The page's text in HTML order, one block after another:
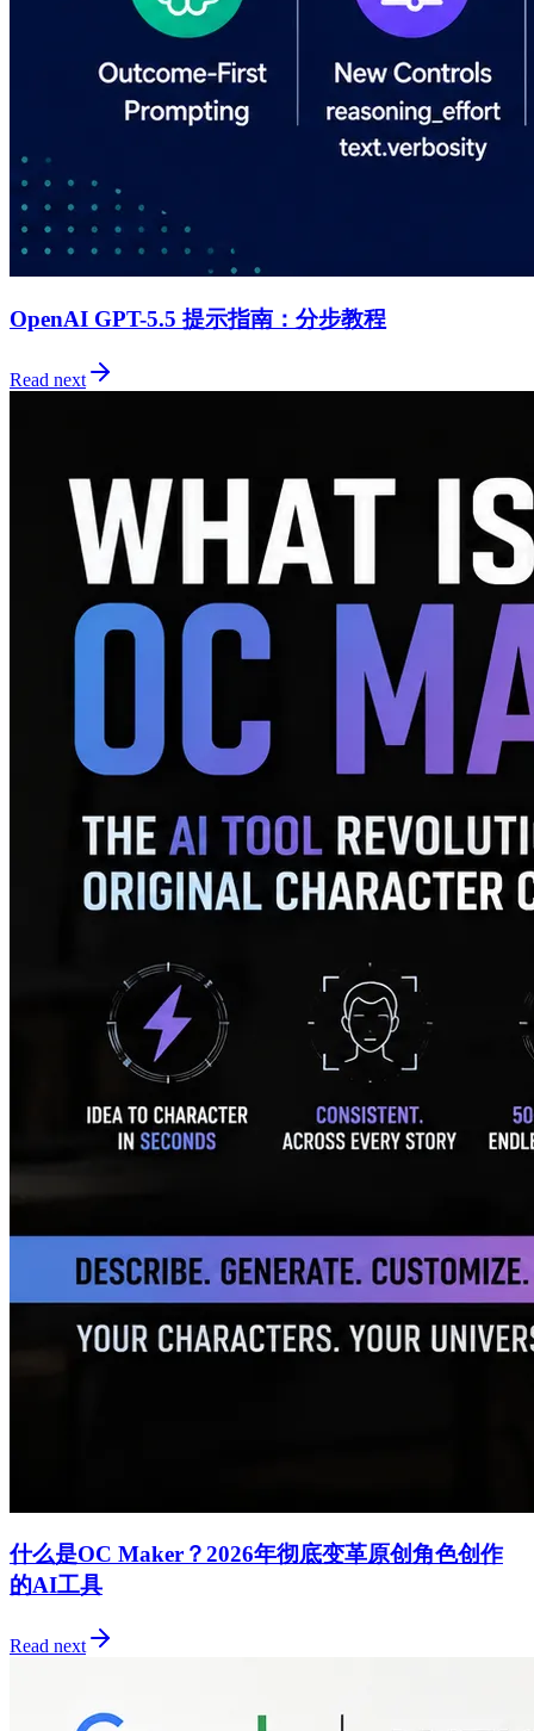
OpenAI GPT-5.5 提示指南：分步教程
Read next
什么是OC Maker？2026年彻底变革原创角色创作
的AI工具
Read next